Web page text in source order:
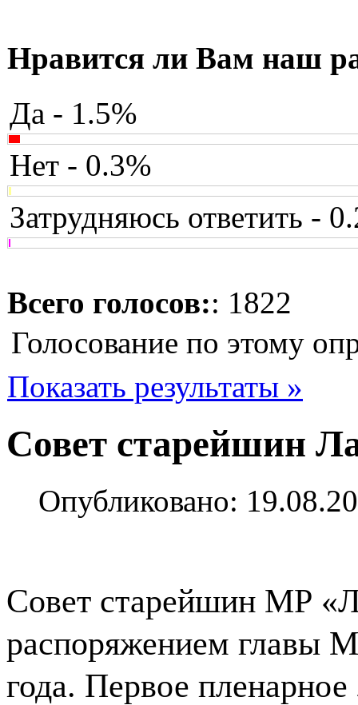
Нравится ли Вам наш
Да - 1.5%
Нет - 0.3%
Затрудняюсь ответить -
Всего голосов:: 1822
Голосование по этому
Показать результаты »
Совет старейшин
Опубликовано:
Совет старейшин МР
распоряжением главы
года. Первое пленарное